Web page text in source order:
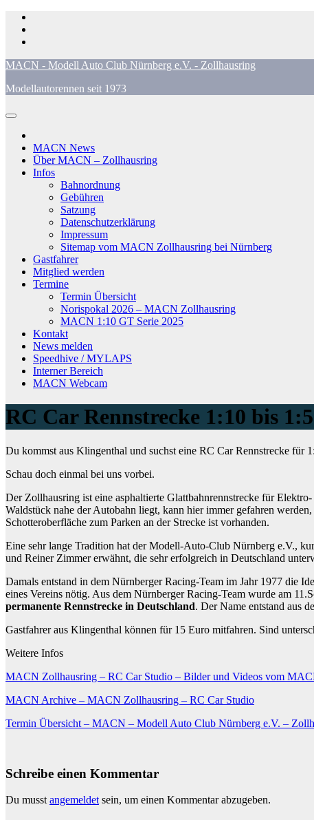
Zum
Inhalt
springen
MACN - Modell Auto Club Nürnberg e.V. - Zollhausring
Modellautorennen seit 1973
MACN News
Über MACN – Zollhausring
Infos
Bahnordnung
Gebühren
Satzung
Datenschutzerklärung
Impressum
Sitemap vom MACN Zollhausring bei Nürnberg
Gastfahrer
Mitglied werden
Termine
Termin Übersicht
Norispokal 2026 – MACN Zollhausring
MACN 1:10 GT Serie 2025
Kontakt
News melden
Speedhive / MYLAPS
Interner Bereich
MACN Webcam
RC Car Rennstrecke 1:10 bis
Du kommst aus Klingenthal und suchst eine RC Car Rennstrecke für
Schau doch einmal bei uns vorbei.
Der Zollhausring ist eine asphaltierte Glattbahnrennstrecke für
Waldstück nahe der Autobahn liegt, kann hier immer gefahren
Schotteroberfläche zum Parken an der Strecke ist vorhanden.
Eine sehr lange Tradition hat der Modell-Auto-Club Nürnberg e.V.,
und Reiner Zimmer erwähnt, die sehr erfolgreich in Deutschland
Damals entstand in dem Nürnberger Racing-Team im Jahr 1977 die
eines Vereins nötig. Aus dem Nürnberger Racing-Team wurde am
permanente Rennstrecke in Deutschland. Der Name entstand aus
Gastfahrer aus Klingenthal können für 15 Euro mitfahren. Sind
Weitere Infos
MACN Zollhausring – RC Car Studio – Bilder und Videos vom
MACN Archive – MACN Zollhausring – RC Car Studio
Termin Übersicht – MACN – Modell Auto Club Nürnberg e.V. –
Schreibe einen Kommentar
Du musst angemeldet sein, um einen Kommentar abzugeben.